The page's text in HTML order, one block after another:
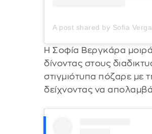
A post shared by Sofia
Η Σοφία Βεργκάρα
δίνοντας στους
στιγμιότυπα πόζαρε με
δείχνοντας να